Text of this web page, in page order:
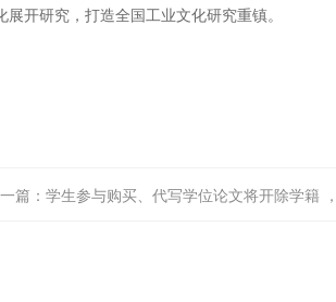
开研究，打造全国工业文化研究重镇。
篇： 学生参与购买、代写学位论文将开除学籍 ，指导教师是